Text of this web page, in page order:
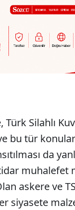
Silahlı
bu tür
da
muhalefet
askere ve
siyasete